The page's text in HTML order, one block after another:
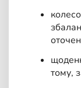
тому,